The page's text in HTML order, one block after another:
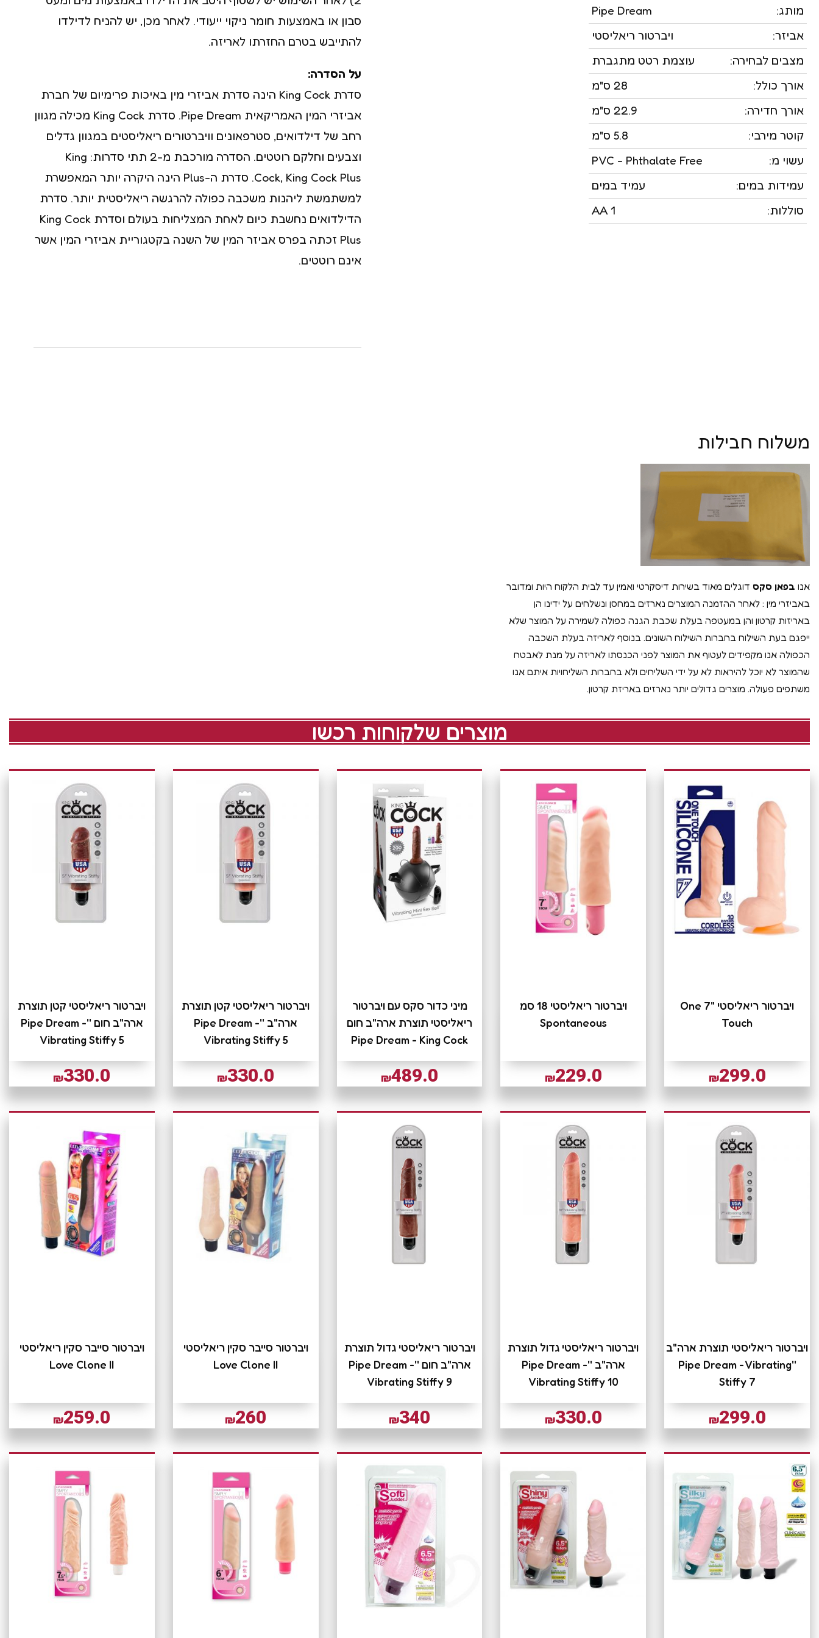
מותג:
Pipe Dream
אביזר:
ויברטור ריאליסטי
מצבים לבחירה:
עוצמת רטט מתגברת
אורך כולל:
28 ס"מ
אורך חדירה:
22.9 ס"מ
קוטר מירבי:
5.8 ס"מ
עשוי מ:
PVC - Phthalate Free
עמידות במים:
עמיד במים
סוללות:
1 AA
סבון או באמצעות חומר ניקוי ייעודי. לאחר מכן, יש להניח לדילדו
להתייבש בטרם החזרתו לאריזה.
על הסדרה:
סדרת King Cock הינה סדרת אביזרי מין באיכות פרימיום של חברת
אביזרי המין האמריקאית Pipe Dream. סדרת King Cock מכילה מגוון
רחב של דילדואים, סטרפאונים וויברטורים ריאליסטים במגוון גדלים
וצבעים וחלקם רוטטים. הסדרה מורכבת מ-2 תתי סדרות: King
Cock, King Cock Plus. סדרת ה-Plus הינה היקרה יותר המאפשרת
למשתמשת ליהנות משכבה כפולה להרגשה ריאליסטית יותר. סדרת
הדילדואים נחשבת כיום לאחת המצליחות בעולם וסדרת King Cock
Plus זכתה בפרס אביזר המין של השנה בקטגוריית אביזרי המין אשר
אינם רוטטים.
משלוח חבילות
אנו בפאן סקס דוגלים מאוד בשירות דיסקרטי ואמין עד לבית הלקוח היות ומדובר
באביזרי מין : לאחר ההזמנה המוצרים נארזים במחסן ונשלחים על ידינו הן
באריזות קרטון והן במעטפה בעלת שכבת הגנה כפולה לשמירה על המוצר שלא
ייפגם בעת השילוח בחברות השילוח השונים. בנוסף לאריזה בעלת השכבה
הכפולה אנו מקפידים לעטוף את המוצר לפני הכנסתו לאריזה על מנת לאבטח
שהמוצר לא יוכל להיראות לא על ידי השליחים ולא בחברות השליחויות איתם אנו
משתפים פעולה. מוצרים גדולים יותר נארזים באריזת קרטון.
מוצרים שלקוחות רכשו
ויברטור ריאליסטי "7 One
Touch
₪299.0
ויברטור ריאליסטי 18 סמ
Spontaneous
₪229.0
מיני כדור סקס עם ויברטור
ריאליסטי תוצרת ארה"ב חום
Pipe Dream - King Cock
₪489.0
ויברטור ריאליסטי קטן תוצרת
ארה"ב ''Pipe Dream -
Vibrating Stiffy 5
₪330.0
ויברטור ריאליסטי קטן תוצרת
ארה"ב חום ''Pipe Dream -
Vibrating Stiffy 5
₪330.0
ויברטור ריאליסטי תוצרת ארה"ב
''Pipe Dream - Vibrating
Stiffy 7
₪299.0
ויברטור ריאליסטי גדול תוצרת
ארה"ב ''Pipe Dream -
Vibrating Stiffy 10
₪330.0
ויברטור ריאליסטי גדול תוצרת
ארה"ב חום ''Pipe Dream -
Vibrating Stiffy 9
₪340
ויברטור סייבר סקין ריאליסטי
Love Clone II
₪260
ויברטור סייבר סקין ריאליסטי
Love Clone II
₪259.0